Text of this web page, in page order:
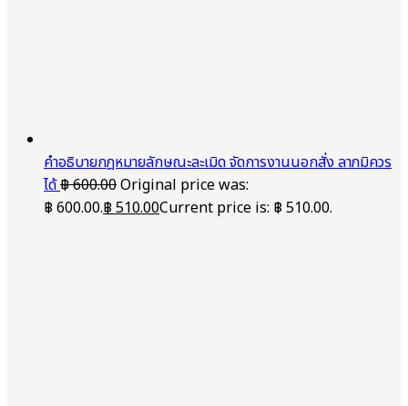
คำอธิบายกฎหมายลักษณะละเมิด จัดการงานนอกสั่ง ลาภมิควร
ได้฿600.00Original price was:
฿ 600.00.฿510.00Current price is: ฿ 510.00.